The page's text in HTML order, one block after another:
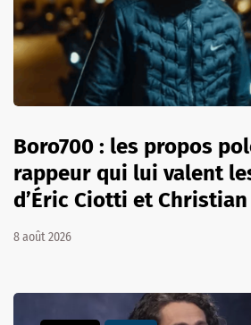
Boro700 : les propos
rappeur qui lui valent
d’Éric Ciotti et
8 août 2026